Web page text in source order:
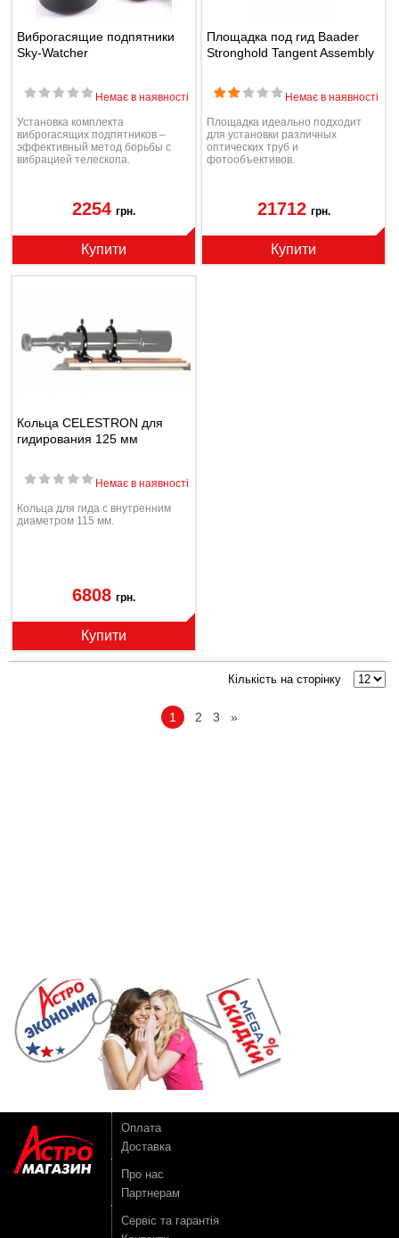
Виброгасящие подпятники
Sky-Watcher
Немає в наявності
Установка комплекта
виброгасящих подпятников –
эффективный метод борьбы с
вибрацией телескопа.
2254 грн.
Купити
Площадка под гид Baader
Stronghold Tangent Assembly
Немає в наявності
Площадка идеально подходит
для установки различных
оптических труб и
фотообъективов.
21712 грн.
Купити
Кольца CELESTRON для
гидирования 125 мм
Немає в наявності
Кольца для гида с внутренним
диаметром 115 мм.
6808 грн.
Купити
Кількість на сторінку
1 2 3 »
Оплата
Доставка
Про нас
Партнерам
Сервіс та гарантія